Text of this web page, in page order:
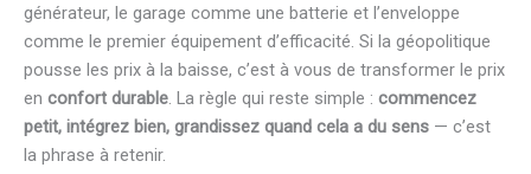
générateur, le garage comme une batterie et l’enveloppe
comme le premier équipement d’efficacité. Si la géopolitique
pousse les prix à la baisse, c’est à vous de transformer le prix
en confort durable. La règle qui reste simple : commencez
petit, intégrez bien, grandissez quand cela a du sens — c’est
la phrase à retenir.